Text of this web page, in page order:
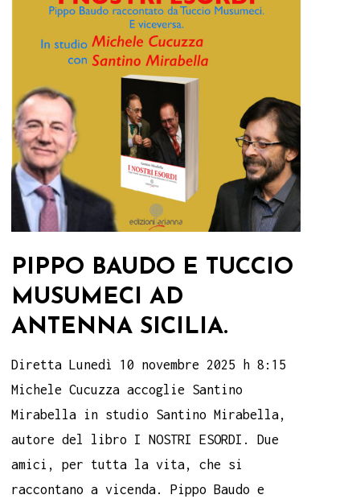
PIPPO BAUDO E TUCCIO
MUSUMECI AD
ANTENNA SICILIA.
Diretta Lunedì 10 novembre 2025 h 8:15
Michele Cucuzza accoglie Santino
Mirabella in studio Santino Mirabella,
autore del libro I NOSTRI ESORDI. Due
amici, per tutta la vita, che si
raccontano a vicenda. Pippo Baudo e